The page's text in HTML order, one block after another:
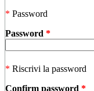
* Password
Password *
* Riscrivi la password
Confirm password *